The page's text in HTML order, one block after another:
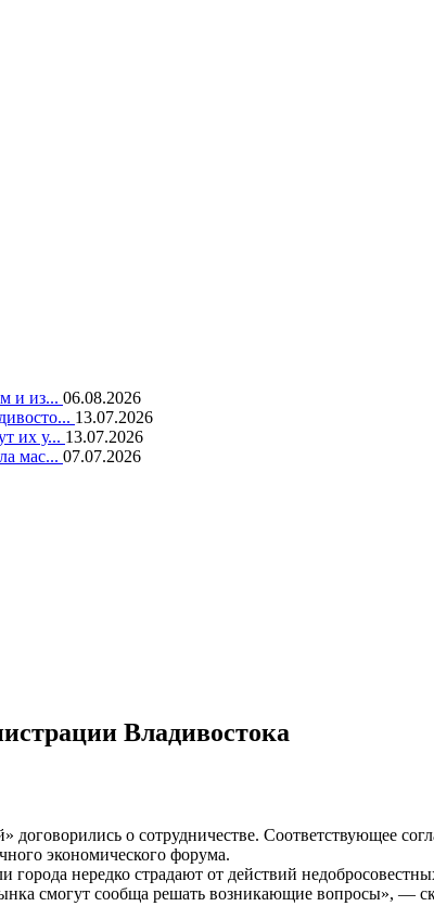
и из... 06.08.2026
13.07.2026
их у... 13.07.2026
мас... 07.07.2026
Владивостока
о сотрудничестве. Соответствующее
экономического форума.
нередко страдают от действий
смогут сообща решать возникающие вопросы», —